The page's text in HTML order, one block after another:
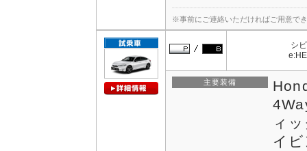
※事前にご連絡いただければご用意で
シ
主要装備
ィ
イ